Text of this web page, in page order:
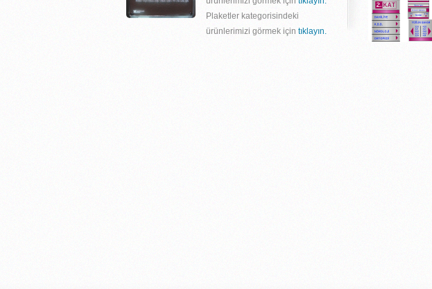
Plaketler kategorisindeki
ürünlerimizi görmek için tıklayın.